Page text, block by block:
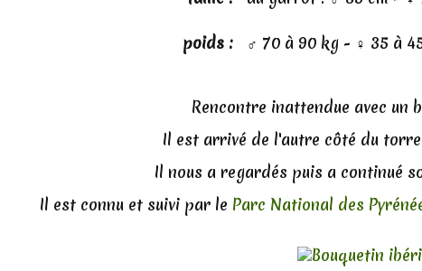
poids : ♂ 70 à 90 kg - ♀ 35 à
Rencontre inattendue avec un
Il est arrivé de l'autre côté du
Il nous a regardés puis a continué
Il est connu et suivi par le Parc National des